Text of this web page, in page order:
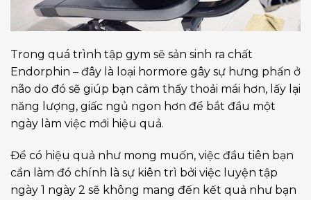
Trong quá trình tập gym sẽ sản sinh ra chất
Endorphin – đây là loại hormore gây sự hưng phấn ở
não do đó sẽ giúp bạn cảm thấy thoải mái hơn, lấy lại
năng lượng, giấc ngủ ngon hơn để bắt đầu một
ngày làm việc mới hiệu quả.
Để có hiệu quả như mong muốn, việc đầu tiên bạn
cần làm đó chính là sự kiên trì bởi việc luyện tập
ngày 1 ngày 2 sẽ không mang đến kết quả như bạn